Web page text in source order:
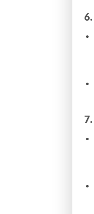
6.
7.